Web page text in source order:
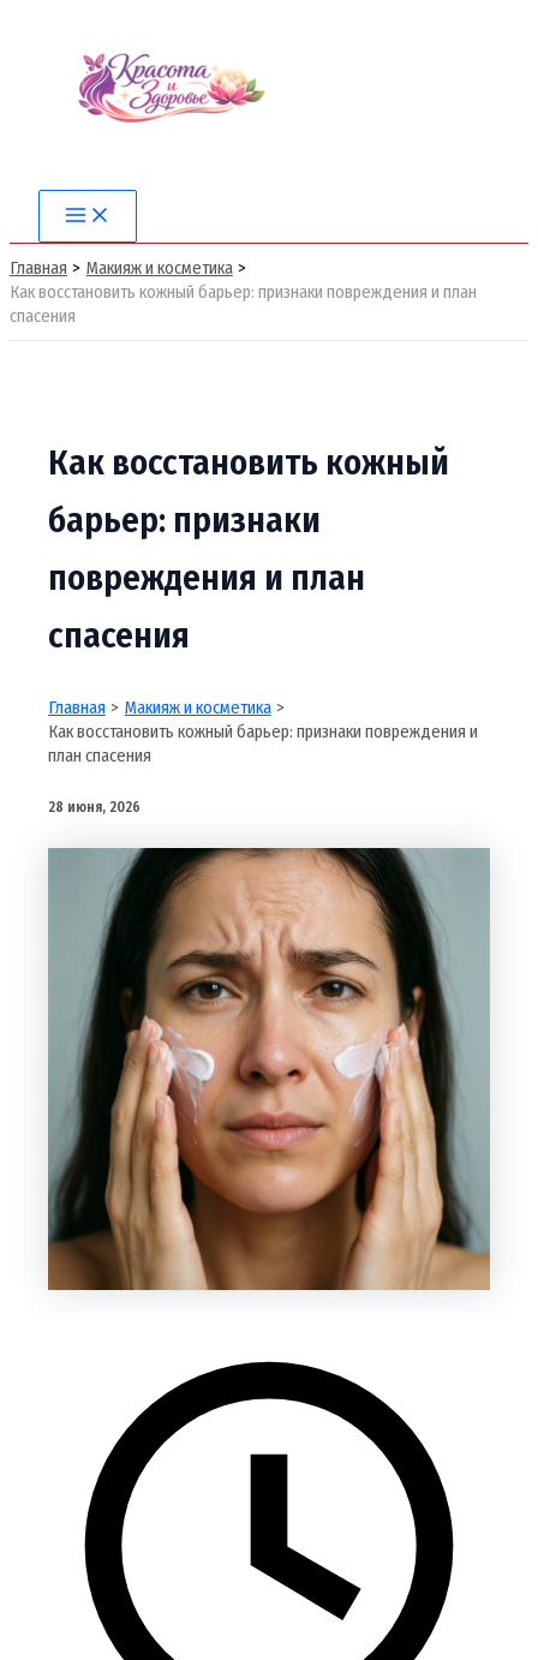
содержимому
Main
Menu
Главная
Макияж и косметика
Как восстановить кожный барьер: признаки повреждения и план
спасения
Как восстановить кожный
барьер: признаки
повреждения и план
спасения
Главная
Макияж и косметика
Как восстановить кожный барьер: признаки повреждения и
план спасения
28 июня, 2026